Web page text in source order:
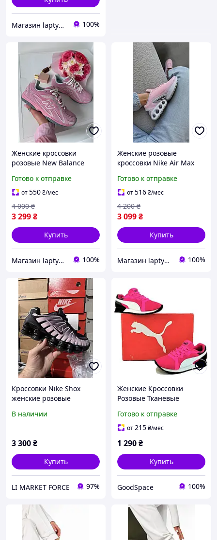
Магазин laptyclub. Спортивная обувь 100%
Женские кроссовки
розовые New Balance
Готово к отправке
от550₴/мес
3 299₴
4 000 ₴
Купить
Магазин laptyclub. Спортивная обувь 100%
Женские розовые
кроссовки Nike Air Max
Готово к отправке
от516₴/мес
3 099₴
4 200 ₴
Купить
Магазин laptyclub. Спортивная обувь 100%
Кроссовки Nike Shox
женские розовые
спортивные кроссы найс
качества
В наличии
3 300₴
Купить
LI MARKET FORCE 97%
Женские Кроссовки
Розовые Тканевые
розмірів в описі)
Готово к отправке
от215₴/мес
1 290₴
Купить
GoodSpace 100%